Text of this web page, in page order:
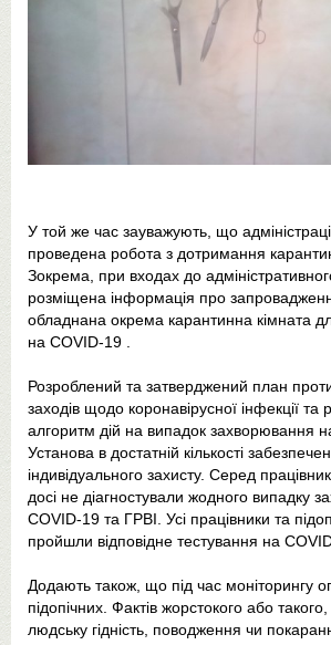
У той же час зауважують, що
проведена робота з дотримання
Зокрема, при входах до
розміщена інформація про
обладнана окрема карантинна кімната
на COVID-19 .
Розроблений та затверджений план
заходів щодо коронавірусної інфекції та
алгоритм дій на випадок захворювання
Установа в достатній кількості
індивідуального захисту. Серед
досі не діагностували жодного випадку
COVID-19 та ГРВІ. Усі працівники та
пройшли відповідне тестування на
Додають також, що під час моніторингу
підопічних. Фактів жорстокого або
людську гідність, поводження чи